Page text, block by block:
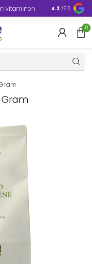
vitaminen Europa
4.2 /5.0
0